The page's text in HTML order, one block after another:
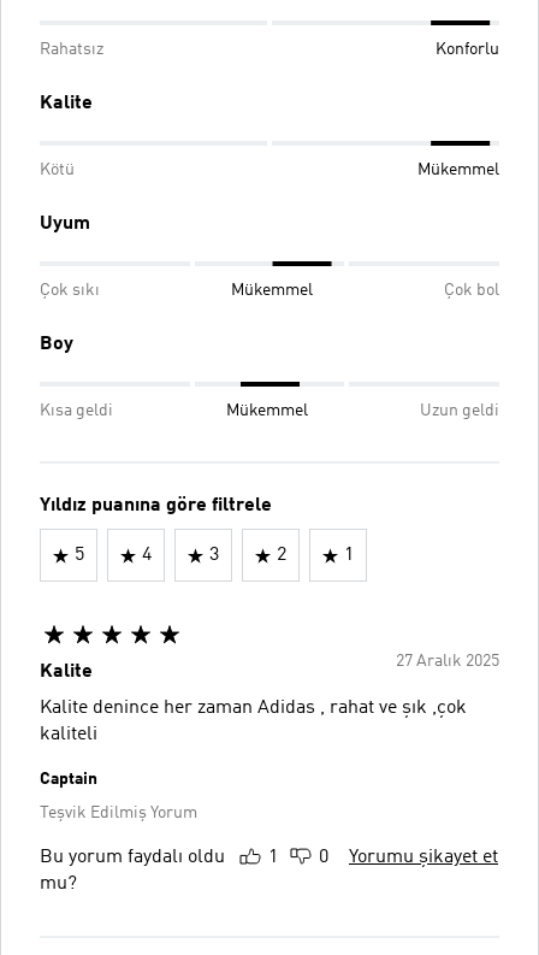
Rahatsız Konforlu
Kalite
Kötü Mükemmel
Uyum
Çok sıkı Mükemmel Çok bol
Boy
Kısa geldi Mükemmel Uzun geldi
Yıldız puanına göre filtrele
5 4 3 2 1
27 Aralık 2025
Kalite
Kalite denince her zaman Adidas , rahat ve şık ,çok
kaliteli
Captain
Teşvik Edilmiş Yorum
Bu yorum faydalı oldu
mu?
1 0 Yorumu şikayet et